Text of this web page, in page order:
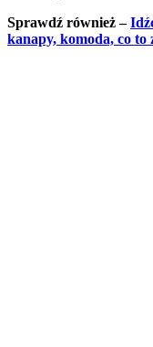
Sprawdź również –
kanapy, komoda, co to